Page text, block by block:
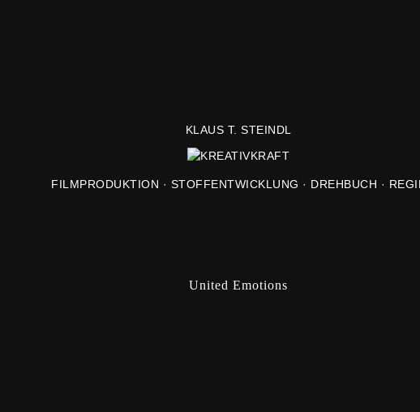
KLAUS T. STEINDL
FILMPRODUKTION · STOFFENTWICKLUNG · DREHBUCH ·
United Emotions